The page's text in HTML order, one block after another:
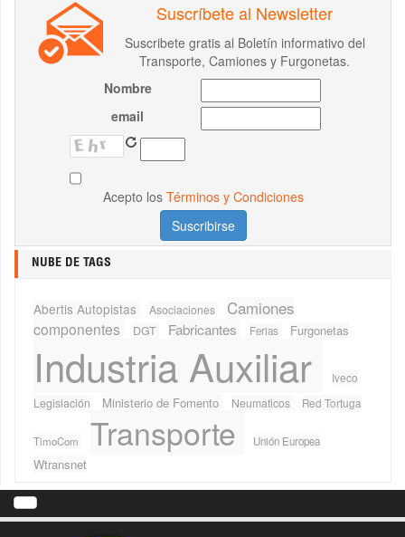
Suscríbete al Newsletter
Suscribete gratis al Boletín informativo del
Transporte, Camiones y Furgonetas.
Nombre
email
Acepto los Términos y Condiciones
NUBE DE TAGS
Abertis Autopistas Asociaciones Camiones
componentes DGT Fabricantes Ferias Furgonetas
Industria Auxiliar
Iveco
Legislación
Ministerio de Fomento Neumaticos Red Tortuga
TimoCom Transporte Unión Europea
Wtransnet